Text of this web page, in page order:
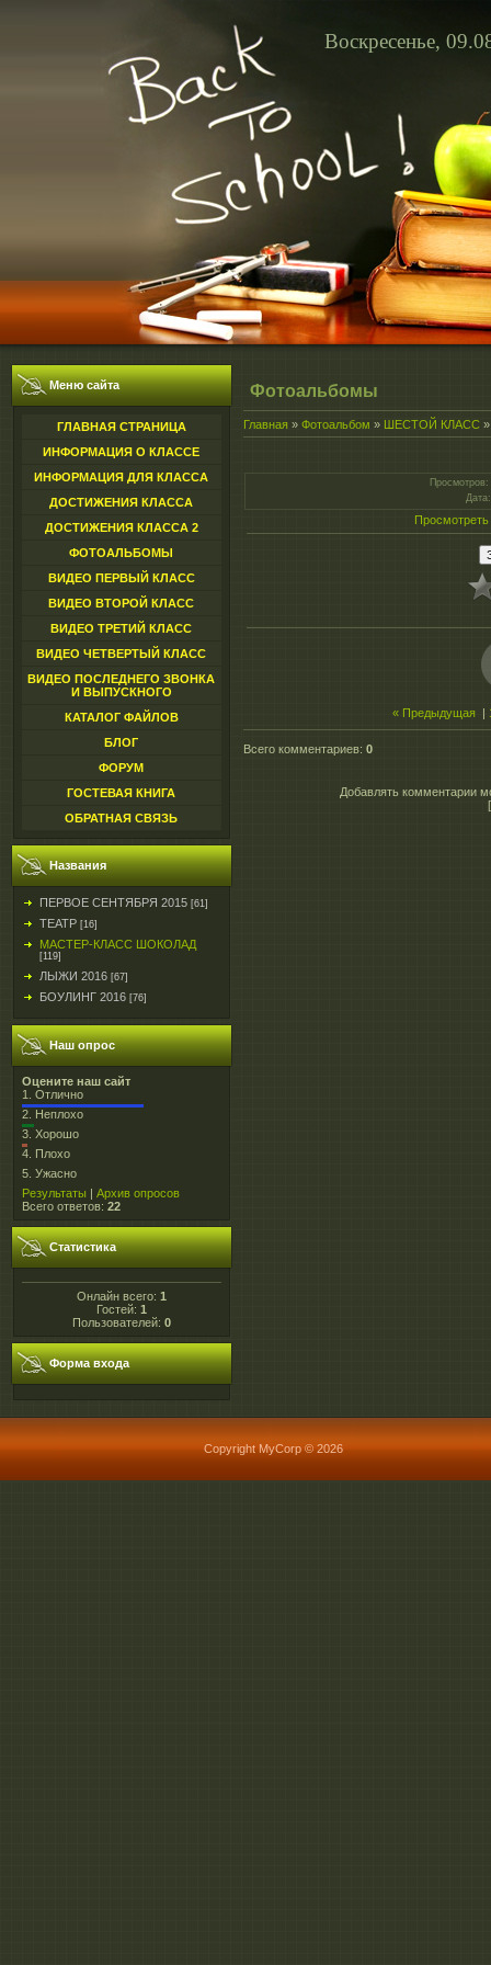
Воскресенье,
Меню сайта
ГЛАВНАЯ СТРАНИЦА
ИНФОРМАЦИЯ О КЛАССЕ
ИНФОРМАЦИЯ ДЛЯ КЛАССА
ДОСТИЖЕНИЯ КЛАССА
ДОСТИЖЕНИЯ КЛАССА 2
ФОТОАЛЬБОМЫ
ВИДЕО ПЕРВЫЙ КЛАСС
ВИДЕО ВТОРОЙ КЛАСС
ВИДЕО ТРЕТИЙ КЛАСС
ВИДЕО ЧЕТВЕРТЫЙ КЛАСС
ВИДЕО ПОСЛЕДНЕГО ЗВОНКА
И ВЫПУСКНОГО
КАТАЛОГ ФАЙЛОВ
БЛОГ
ФОРУМ
ГОСТЕВАЯ КНИГА
ОБРАТНАЯ СВЯЗЬ
Названия
ПЕРВОЕ СЕНТЯБРЯ 2015 [61]
ТЕАТР [16]
МАСТЕР-КЛАСС ШОКОЛАД
[119]
ЛЫЖИ 2016 [67]
БОУЛИНГ 2016 [76]
Наш опрос
Оцените наш сайт
1. Отлично
2. Неплохо
3. Хорошо
4. Плохо
5. Ужасно
Результаты | Архив опросов
Всего ответов: 22
Статистика
Онлайн всего: 1
Гостей: 1
Пользователей: 0
Форма входа
Фотоальбомы
Главная » Фотоальбом » ШЕСТОЙ КЛАСС
Просмотров:
Дата
« Предыдущая
Всего комментариев: 0
Добавлять комментарии
Copyright MyCorp © 2026